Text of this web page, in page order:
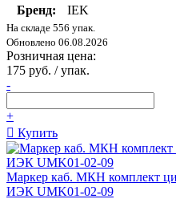
Бренд:
IEK
На складе 556 упак.
Обновлено 06.08.2026
Розничная цена:
175 руб. / упак.
-
+
Купить
Маркер каб. МКН комплект
ИЭК UMK01-02-09